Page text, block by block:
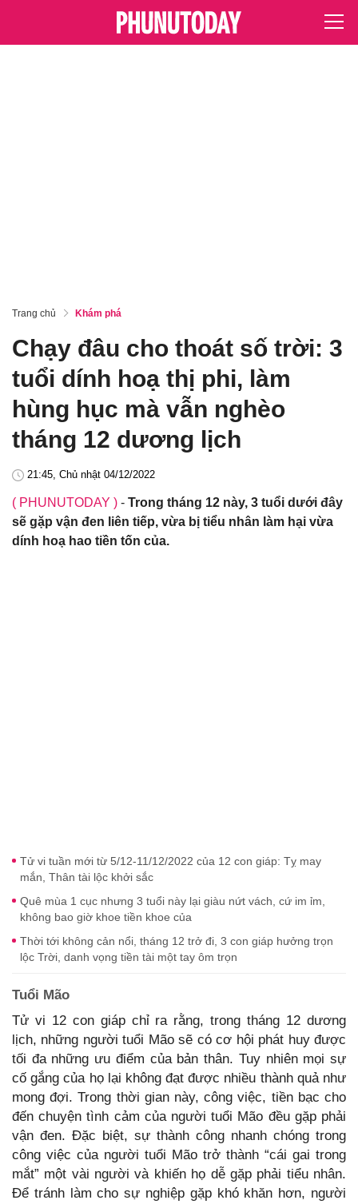
Trang chủ Khám phá
Chạy đâu cho thoát số trời: 3
tuổi dính hoạ thị phi, làm
hùng hục mà vẫn nghèo
tháng 12 dương lịch
21:45, Chủ nhật 04/12/2022
( PHUNUTODAY ) - Trong tháng 12 này, 3 tuổi dưới đây
sẽ gặp vận đen liên tiếp, vừa bị tiểu nhân làm hại vừa
dính hoạ hao tiền tốn của.
Tử vi tuần mới từ 5/12-11/12/2022 của 12 con giáp: Tỵ may
mắn, Thân tài lộc khởi sắc
Quê mùa 1 cục nhưng 3 tuổi này lại giàu nứt vách, cứ im ỉm,
không bao giờ khoe tiền khoe của
Thời tới không cản nổi, tháng 12 trở đi, 3 con giáp hưởng trọn
lộc Trời, danh vọng tiền tài một tay ôm trọn
Tuổi Mão
Tử vi 12 con giáp chỉ ra rằng, trong tháng 12 dương
lịch, những người tuổi Mão sẽ có cơ hội phát huy được
tối đa những ưu điểm của bản thân. Tuy nhiên mọi sự
cố gắng của họ lại không đạt được nhiều thành quả như
mong đợi. Trong thời gian này, công việc, tiền bạc cho
đến chuyện tình cảm của người tuổi Mão đều gặp phải
vận đen. Đặc biệt, sự thành công nhanh chóng trong
công việc của người tuổi Mão trở thành “cái gai trong
mắt” một vài người và khiến họ dễ gặp phải tiểu nhân.
Để tránh làm cho sự nghiệp gặp khó khăn hơn, người